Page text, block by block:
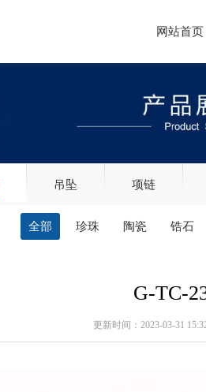
网站首页
吊坠 项链
全部 珍珠 陶瓷 锆石
G-TC-
更新时间：2023-03-31